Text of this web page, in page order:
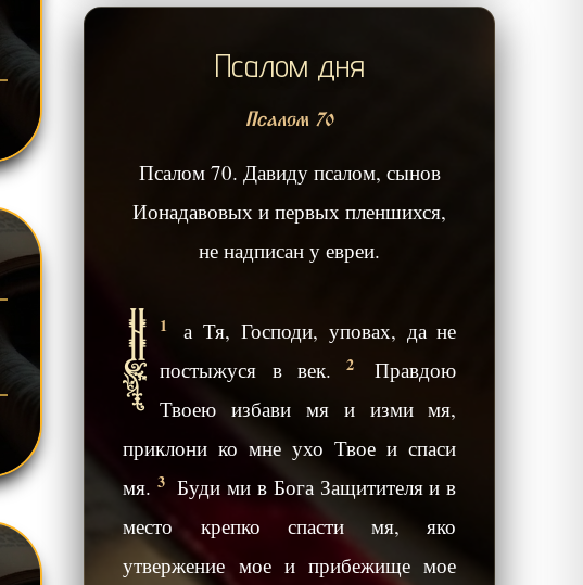
Псалом дня
Псалом 70
Псалом 70. Давиду псалом, сынов
Ионадавовых и первых пленшихся,
не надписан у евреи.
1
Н
а Тя, Господи, уповах, да не
постыжуся в век.2
Правдою
Твоею избави мя и изми мя,
приклони ко мне ухо Твое и спаси
мя.3 Буди ми в Бога Защитителя и в
место крепко спасти мя, яко
утвержение мое и прибежище мое